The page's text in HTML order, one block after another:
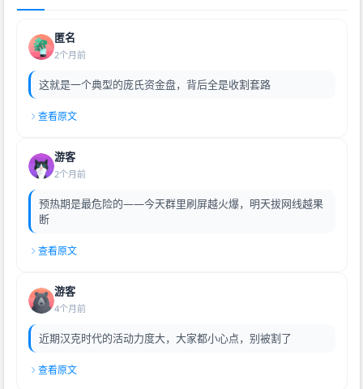
匿名
2个月前
这就是一个典型的庞氏资金盘，背后全是收割套路
查看原文
游客
2个月前
预热期是最危险的——今天群里刷屏越火爆，明天拔网线越果
断
查看原文
游客
4个月前
近期汉克时代的活动力度大，大家都小心点，别被割了
查看原文